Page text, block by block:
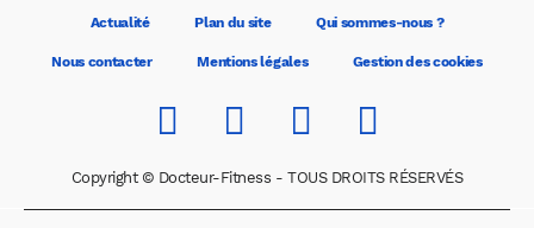
Actualité Plan du site Qui sommes-nous ?
Nous contacter Mentions légales Gestion des cookies
Copyright © Docteur-Fitness - TOUS DROITS RÉSERVÉS